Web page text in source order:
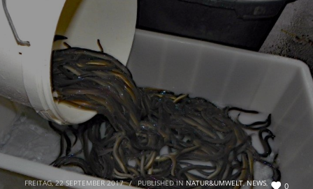
0
FREITAG, 22 SEPTEMBER 2017 / PUBLISHED IN NATUR&UMWELT,NEWS,